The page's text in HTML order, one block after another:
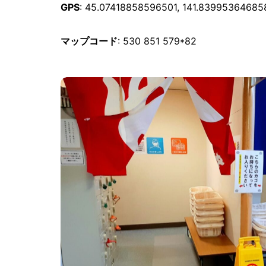
GPS: 45.07418858596501,
マップコード: 530 851 579*82